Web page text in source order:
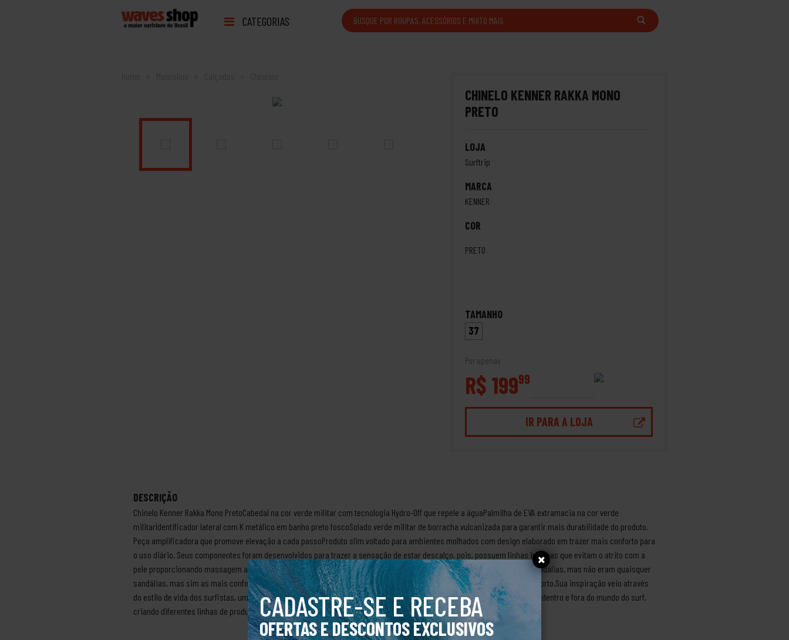
CADASTRE-SE E RECEBA
OFERTAS E DESCONTOS EXCLUSIVOS
CATEGORIAS
Home
CHINELO KENNER RAKKA MONO
PRETO
LOJA
Surftrip
MARCA
KENNER
COR
PRETO
TAMANHO
37
Por apenas
R$ 19999
IR PARA A LOJA
DESCRIÇÃO
Chinelo Kenner Rakka Mono PretoCabedal na cor verde militar com tecnologia Hydro-Off que repele a águaPalmilha de EVA extramacia na cor verde
militarIdentificador lateral com K metálico em banho preto foscoSolado verde militar de borracha vulcanizada para garantir mais durabilidade do produto.
Peça amplificadora que promove elevação a cada passoProduto slim voltado para ambientes molhados com design elaborado em trazer mais conforto para
o uso diário. Seus componentes foram desenvolvidos para trazer a sensação de estar descalço, pois, possuem linhas internas que evitam o atrito com a
pele proporcionando massagem ao caminhar.Sobre a marca KennerEm 1988 Peter Saimon teve a grande ideia de criar sandálias, mas não eram quaisquer
sandálias, mas sim as mais confortáveis, tendo como principal item as palmilhas macias que proporcionam grande conforto.Sua inspiração veio através
do estilo de vida dos surfistas, um estilo jovem e praiano. Com o crescimento da marca a Kenner passou a ser conhecida dentro e fora do mundo do surf,
criando diferentes linhas de produtos e acessórios.Produto Original.